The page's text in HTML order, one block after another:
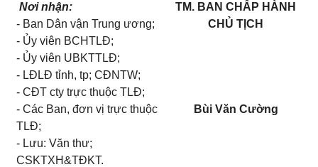
Nơi nhận:
- Ban Dân vận Trung ương;
- Ủy viên BCHTLĐ;
- Ủy viên UBKTTLĐ;
- LĐLĐ tỉnh, tp; CĐNTW;
- CĐT cty trực thuộc TLĐ;
- Các Ban, đơn vị trực thuộc
TLĐ;
- Lưu: Văn thư;
CSKTXH&TĐKT.
TM. BAN CHẤP HÀNH
CHỦ TỊCH
Bùi Văn Cường